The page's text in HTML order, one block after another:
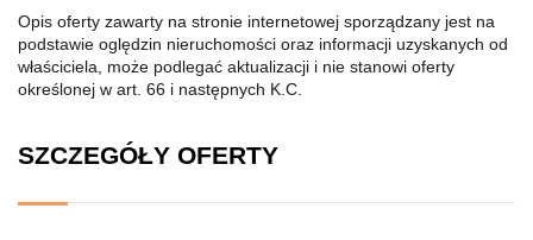
Opis oferty zawarty na stronie internetowej sporządzany jest na
podstawie oględzin nieruchomości oraz informacji uzyskanych od
właściciela, może podlegać aktualizacji i nie stanowi oferty
określonej w art. 66 i następnych K.C.
SZCZEGÓŁY OFERTY